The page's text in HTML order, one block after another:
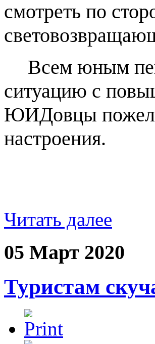
смотреть по
Всем юным
ситуацию с
ЮИДовцы
настроения.
Читать далее
05 Март 2020
Туристам